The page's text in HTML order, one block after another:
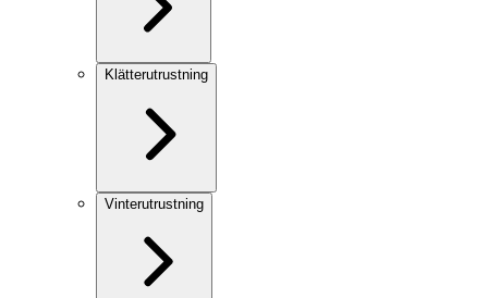
Klätterutrustning
Vinterutrustning